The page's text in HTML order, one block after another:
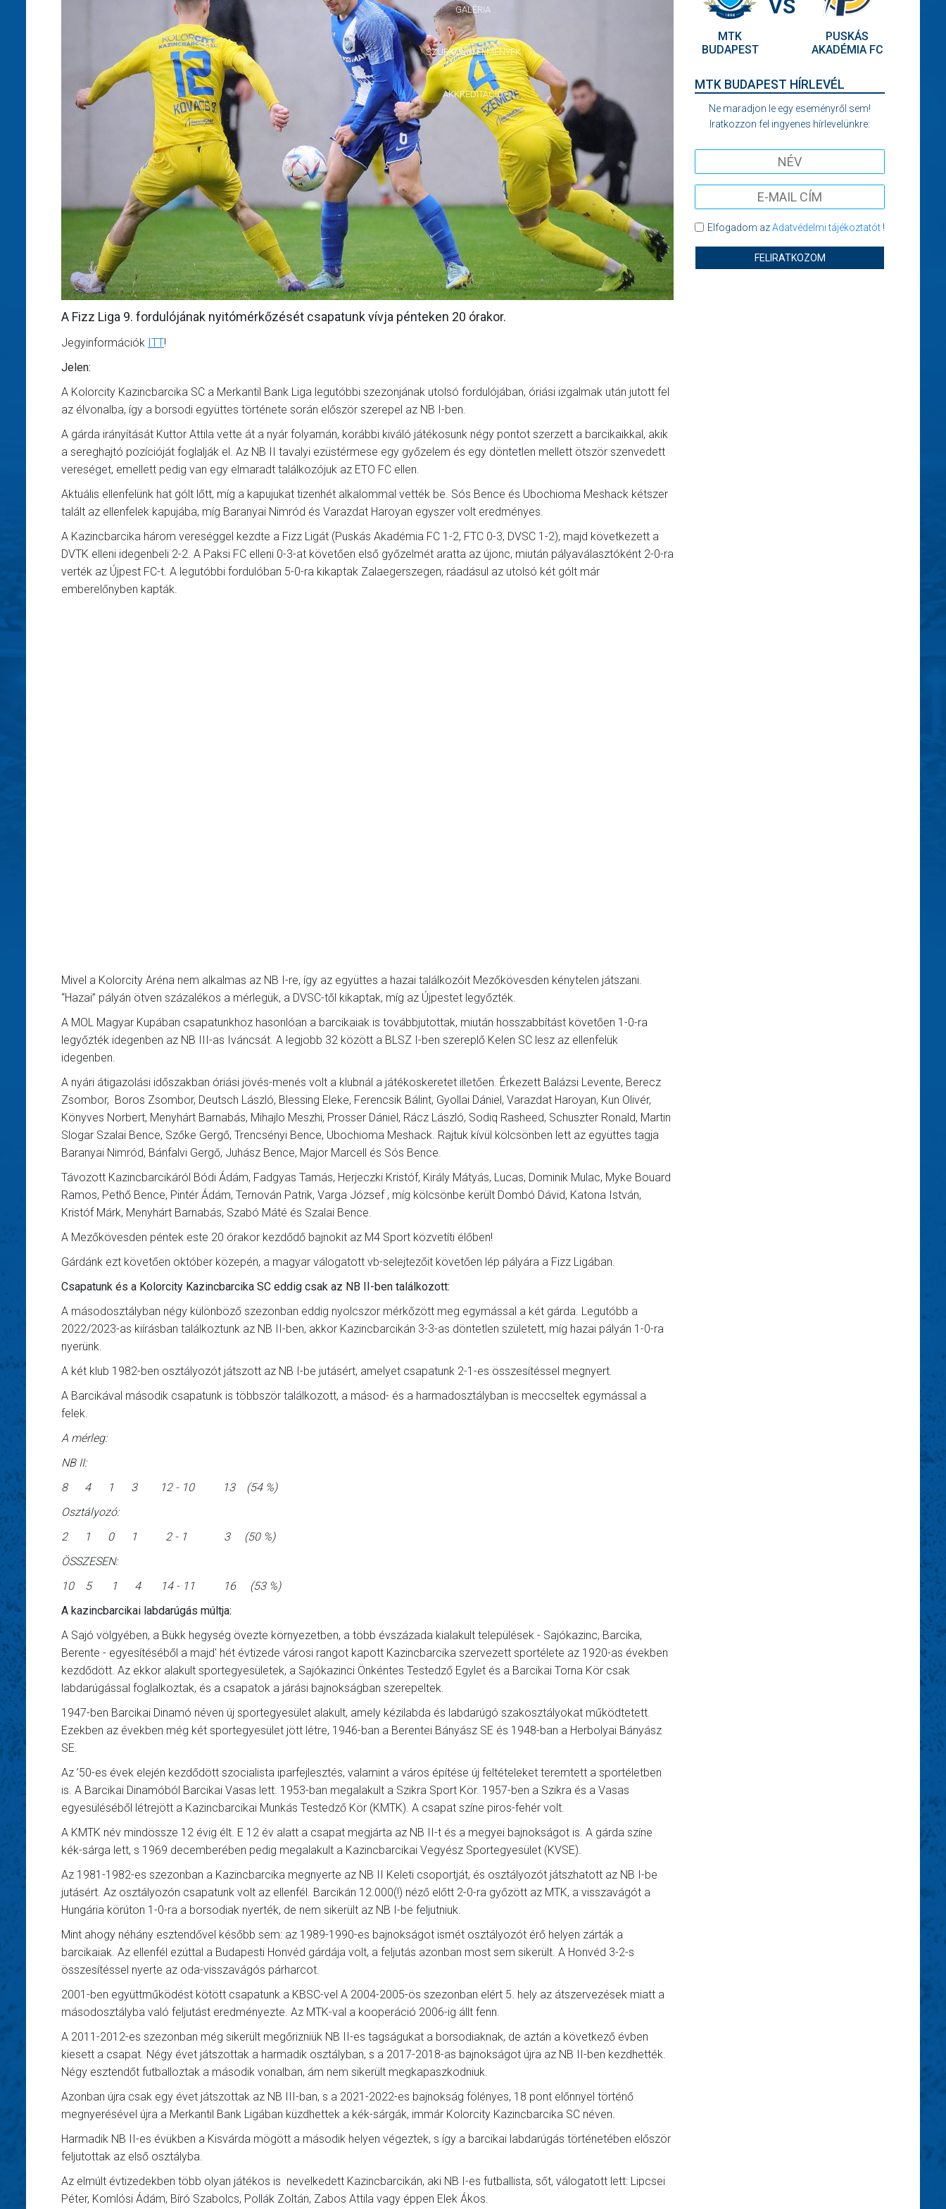
GALÉRIA
SZURKOLÓI ÉLMÉNYEK
AKKREDITÁCIÓ
A Fizz Liga 9. fordulójának nyitómérkőzését csapatunk vívja pénteken 20 órakor.
Jegyinformációk ITT!
Jelen:
A Kolorcity Kazincbarcika SC a Merkantil Bank Liga legutóbbi szezonjának utolsó fordulójában, óriási izgalmak után jutott fel
az élvonalba, így a borsodi együttes története során először szerepel az NB I-ben.
A gárda irányítását Kuttor Attila vette át a nyár folyamán, korábbi kiváló játékosunk négy pontot szerzett a barcikaikkal, akik
a sereghajtó pozícióját foglalják el. Az NB II tavalyi ezüstérmese egy győzelem és egy döntetlen mellett ötször szenvedett
vereséget, emellett pedig van egy elmaradt találkozójuk az ETO FC ellen.
Aktuális ellenfelünk hat gólt lőtt, míg a kapujukat tizenhét alkalommal vették be. Sós Bence és Ubochioma Meshack kétszer
talált az ellenfelek kapujába, míg Baranyai Nimród és Varazdat Haroyan egyszer volt eredményes.
A Kazincbarcika három vereséggel kezdte a Fizz Ligát (Puskás Akadémia FC 1-2, FTC 0-3, DVSC 1-2), majd következett a
DVTK elleni idegenbeli 2-2. A Paksi FC elleni 0-3-at követően első győzelmét aratta az újonc, miután pályaválasztóként 2-0-ra
verték az Újpest FC-t. A legutóbbi fordulóban 5-0-ra kikaptak Zalaegerszegen, ráadásul az utolsó két gólt már
emberelőnyben kapták.
Mivel a Kolorcity Aréna nem alkalmas az NB I-re, így az együttes a hazai találkozóit Mezőkövesden kénytelen játszani.
“Hazai” pályán ötven százalékos a mérlegük, a DVSC-től kikaptak, míg az Újpestet legyőzték.
A MOL Magyar Kupában csapatunkhoz hasonlóan a barcikaiak is továbbjutottak, miután hosszabbítást követően 1-0-ra
legyőzték idegenben az NB III-as Iváncsát. A legjobb 32 között a BLSZ I-ben szereplő Kelen SC lesz az ellenfelük
idegenben.
A nyári átigazolási időszakban óriási jövés-menés volt a klubnál a játékoskeretet illetően. Érkezett Balázsi Levente, Berecz
Zsombor, Boros Zsombor, Deutsch László, Blessing Eleke, Ferencsik Bálint, Gyollai Dániel, Varazdat Haroyan, Kun Olivér,
Könyves Norbert, Menyhárt Barnabás, Mihajlo Meszhi, Prosser Dániel, Rácz László, Sodiq Rasheed, Schuszter Ronald, Martin
Slogar Szalai Bence, Szőke Gergő, Trencsényi Bence, Ubochioma Meshack. Rajtuk kívül kölcsönben lett az együttes tagja
Baranyai Nimród, Bánfalvi Gergő, Juhász Bence, Major Marcell és Sós Bence.
Távozott Kazincbarcikáról Bódi Ádám, Fadgyas Tamás, Herjeczki Kristóf, Király Mátyás, Lucas, Dominik Mulac, Myke Bouard
Ramos, Pethő Bence, Pintér Ádám, Ternován Patrik, Varga József , míg kölcsönbe került Dombó Dávid, Katona István,
Kristóf Márk, Menyhárt Barnabás, Szabó Máté és Szalai Bence.
A Mezőkövesden péntek este 20 órakor kezdődő bajnokit az M4 Sport közvetíti élőben!
Gárdánk ezt követően október közepén, a magyar válogatott vb-selejtezőit követően lép pályára a Fizz Ligában.
Csapatunk és a Kolorcity Kazincbarcika SC eddig csak az NB II-ben találkozott:
A másodosztályban négy különböző szezonban eddig nyolcszor mérkőzött meg egymással a két gárda. Legutóbb a
2022/2023-as kiírásban találkoztunk az NB II-ben, akkor Kazincbarcikán 3-3-as döntetlen született, míg hazai pályán 1-0-ra
nyerünk.
A két klub 1982-ben osztályozót játszott az NB I-be jutásért, amelyet csapatunk 2-1-es összesítéssel megnyert.
A Barcikával második csapatunk is többször találkozott, a másod- és a harmadosztályban is meccseltek egymással a
felek.
A mérleg:
NB II:
8 4 1 3 12 - 10 13 (54 %)
Osztályozó:
2 1 0 1 2 - 1 3 (50 %)
ÖSSZESEN:
10 5 1 4 14 - 11 16 (53 %)
A kazincbarcikai labdarúgás múltja:
A Sajó völgyében, a Bükk hegység övezte környezetben, a több évszázada kialakult települések - Sajókazinc, Barcika,
Berente - egyesítéséből a majd' hét évtizede városi rangot kapott Kazincbarcika szervezett sportélete az 1920-as években
kezdődött. Az ekkor alakult sportegyesületek, a Sajókazinci Önkéntes Testedző Egylet és a Barcikai Torna Kör csak
labdarúgással foglalkoztak, és a csapatok a járási bajnokságban szerepeltek.
1947-ben Barcikai Dinamó néven új sportegyesület alakult, amely kézilabda és labdarúgó szakosztályokat működtetett.
Ezekben az években még két sportegyesület jött létre, 1946-ban a Berentei Bányász SE és 1948-ban a Herbolyai Bányász
SE.
Az ’50-es évek elején kezdődött szocialista iparfejlesztés, valamint a város építése új feltételeket teremtett a sportéletben
is. A Barcikai Dinamóból Barcikai Vasas lett. 1953-ban megalakult a Szikra Sport Kör. 1957-ben a Szikra és a Vasas
egyesüléséből létrejött a Kazincbarcikai Munkás Testedző Kör (KMTK). A csapat színe piros-fehér volt.
A KMTK név mindössze 12 évig élt. E 12 év alatt a csapat megjárta az NB II-t és a megyei bajnokságot is. A gárda színe
kék-sárga lett, s 1969 decemberében pedig megalakult a Kazincbarcikai Vegyész Sportegyesület (KVSE).
Az 1981-1982-es szezonban a Kazincbarcika megnyerte az NB II Keleti csoportját, és osztályozót játszhatott az NB I-be
jutásért. Az osztályozón csapatunk volt az ellenfél. Barcikán 12.000(!) néző előtt 2-0-ra győzött az MTK, a visszavágót a
Hungária körúton 1-0-ra a borsodiak nyerték, de nem sikerült az NB I-be feljutniuk.
Mint ahogy néhány esztendővel később sem: az 1989-1990-es bajnokságot ismét osztályozót érő helyen zárták a
barcikaiak. Az ellenfél ezúttal a Budapesti Honvéd gárdája volt, a feljutás azonban most sem sikerült. A Honvéd 3-2-s
összesítéssel nyerte az oda-visszavágós párharcot.
2001-ben együttműködést kötött csapatunk a KBSC-vel A 2004-2005-ös szezonban elért 5. hely az átszervezések miatt a
másodosztályba való feljutást eredményezte. Az MTK-val a kooperáció 2006-ig állt fenn.
A 2011-2012-es szezonban még sikerült megőrizniük NB II-es tagságukat a borsodiaknak, de aztán a következő évben
kiesett a csapat. Négy évet játszottak a harmadik osztályban, s a 2017-2018-as bajnokságot újra az NB II-ben kezdhették.
Négy esztendőt futballoztak a második vonalban, ám nem sikerült megkapaszkodniuk.
Azonban újra csak egy évet játszottak az NB III-ban, s a 2021-2022-es bajnokság fölényes, 18 pont előnnyel történő
megnyerésével újra a Merkantil Bank Ligában küzdhettek a kék-sárgák, immár Kolorcity Kazincbarcika SC néven.
Harmadik NB II-es évükben a Kisvárda mögött a második helyen végeztek, s így a barcikai labdarúgás történetében először
feljutottak az első osztályba.
Az elmúlt évtizedekben több olyan játékos is nevelkedett Kazincbarcikán, aki NB I-es futballista, sőt, válogatott lett: Lipcsei
Péter, Komlósi Ádám, Bíró Szabolcs, Pollák Zoltán, Zabos Attila vagy éppen Elek Ákos.
MTK
BUDAPEST
VS
PUSKÁS
AKADÉMIA FC
MTK BUDAPEST HÍRLEVÉL
Ne maradjon le egy eseményről sem!
Iratkozzon fel ingyenes hírlevelünkre:
Elfogadom azAdatvédelmi tájékoztatót!
FELIRATKOZOM